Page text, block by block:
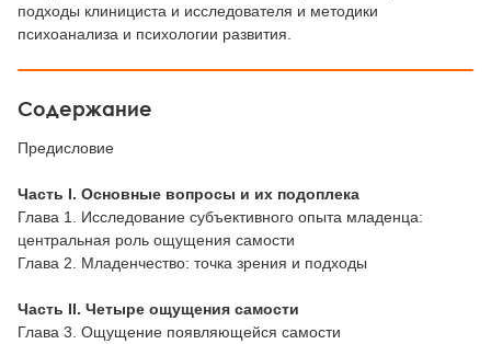
подходы клинициста и исследователя и методики
психоанализа и психологии развития.
Содержание
Предисловие
Часть I. Основные вопросы и их подоплека
Глава 1. Исследование субъективного опыта младенца:
центральная роль ощущения самости
Глава 2. Младенчество: точка зрения и подходы
Часть II. Четыре ощущения самости
Глава 3. Ощущение появляющейся самости